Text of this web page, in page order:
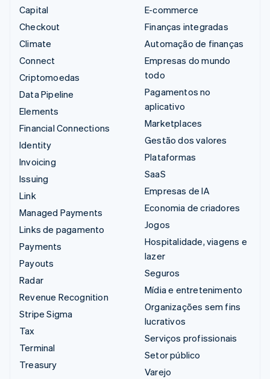
Capital
Checkout
Climate
Connect
Criptomoedas
Data Pipeline
Elements
Financial Connections
Identity
Invoicing
Issuing
Link
Managed Payments
Links de pagamento
Payments
Payouts
Radar
Revenue Recognition
Stripe Sigma
Tax
Terminal
Treasury
E-commerce
Finanças integradas
Automação de finanças
Empresas do mundo
todo
Pagamentos no
aplicativo
Marketplaces
Gestão dos valores
Plataformas
SaaS
Empresas de IA
Economia de criadores
Jogos
Hospitalidade, viagens e
lazer
Seguros
Mídia e entretenimento
Organizações sem fins
lucrativos
Serviços profissionais
Setor público
Varejo